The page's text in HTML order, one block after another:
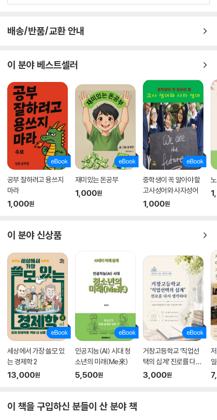
의 수가 늘어나 사람들 사이에 계급이 생기고, 개인 재산을 인정하는 제도
식도 아닌데, 왜 갑자기 공유경제에 대한 관심이 커졌을까?
공유경제가 로렌스 레식 교수가 정의한 대로 돈을 주고받지 않고 이루어지
는 재화와 서비스의 교환으로만 머물렀다면 그리 큰 관심을 끌지 않았을
것이다. 그런데 에어비앤비(Airbnb)를 시작으로 공유경제 기업들이 우후
죽순처럼 등장하며 사람들이 가진 소비에 대한 인식을 바꾸었다. 사용하지
않는 자원을 가진 공급자와 그것을 필요로 하는 사용자를 연결하는 일을
하는 기업을 공유경제 기업이라고 하는데, 사용자는 돈을 내고, 기업은 수
수료를 받는다. 그래서 공유경제의 범위도 ‘돈을 주고받지 않는 교환’을 넘
한 만큼 빌려 쓰는 모든 소비활동’으로 확대되었다.
그런데 공유경제 기업의 등장으로 공유경제는 성장했지만 이로 인해 생겨
반발이 생겨났고, 공유경제가 돈벌이 수단이 되면서 공유경제의 장점이 묻
교수가 이런 변화를 매우 애석하다고 했을 정도다.
공유경제, 무엇으로 출발해 어떻게 성장했을까
공유경제의 시작이라 불리는 ‘에어비앤비’ 이야기를 해 보자. 에어비앤비
를 세운 브라이언 체스키와 조 게비아는 미국 북동부에 위치한 로드아일랜
드주 프로비던스라는 도시에서 대학을 같이 다닌 친구다. 2007년 10월, 2
6세 청년이었던 이들은 보다 큰 도시에서 미래를 준비할 생각을 하고 미국
서부의 도시 샌프란시스코로 갔다. 아직 돈벌이는 하지 못하고 가진 돈은
달랑 1000달러가 남았을 때, 난감한 일이 벌어졌다. 집주인이 월세를 115
0달러로 올린 것. 살 곳을 잃을 처지가 된 두 사람의 눈에 잘 사용하지 않는
람은 이틀 만에 간단한 웹사이트(Airbedandbreakfast.com)를 만들었
배송/반품/교환 안내
이 분야 베스트셀러
공부 잘하려고 용쓰지
마라
1,000원
재미있는 돈공부
1,000원
중학생이 꼭 알아야 할
고사성어와 사자성어
1,000원
이 분야 신상품
세상에서 가장 쓸모 있
는 경제학 2
13,000원
인공지능(AI) 시대 청
소년의 미래(Me來)
5,500원
거창고등학교 ‘직업선
택의 십계’ 진로를 다시
생각하다
3,000원
이 책을 구입하신 분들이 산 분야 책